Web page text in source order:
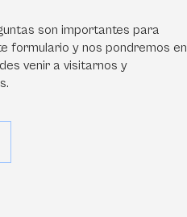
son importantes para
formulario y nos pondremos en
venir a visitarnos y